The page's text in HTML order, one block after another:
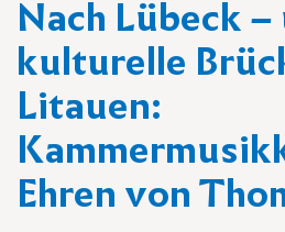
Nach Lübeck
kulturelle
Litauen:
Ehren von